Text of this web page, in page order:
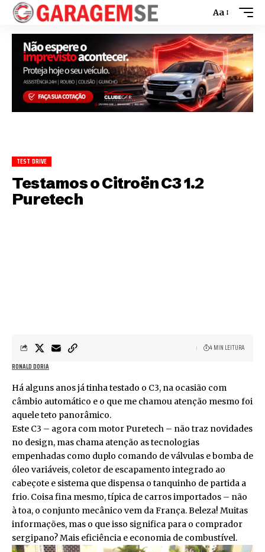
Aa
TEST DRIVE
Testamos o Citroën C3 1.2
Puretech
RONALD DORIA
4 MIN LEITURA
Há alguns anos já tinha testado o C3, na ocasião com
câmbio automático e o que me chamou atenção mesmo foi
aquele teto panorâmico.
Este C3 – agora com motor Puretech – não traz novidades
no design, mas chama atenção as tecnologias
empenhadas como duplo comando de válvulas e bomba de
óleo variáveis, coletor de escapamento integrado ao
cabeçote e sistema que dispensa o tanquinho de partida a
frio. Coisa fina mesmo, típica de carros importados – não
à toa, o conjunto mecânico vem da França. Beleza! Muitas
informações, mas o que isso significa para o comprador
sergipano? Mais eficiência e economia de combustível.